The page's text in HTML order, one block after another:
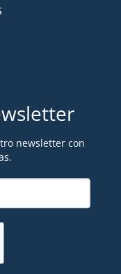
newsletter con